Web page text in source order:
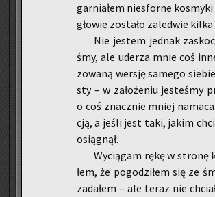
gar­nia­łem nie­sfor­ne ko­smy­ki
gło­wie zo­sta­ło za­le­d­wie
Nie je­stem jed­nak
śmy, ale ude­rza mnie coś
zo­wa­ną wer­sję sa­me­go
sty – w za­ło­że­niu je­ste­śmy
o coś znacz­nie mniej
cją, a jeśli jest taki, jakim
osią­gnął.
Wy­cią­gam rękę w stro­nę
łem, że po­go­dzi­łem się ze
za­da­łem – ale teraz nie